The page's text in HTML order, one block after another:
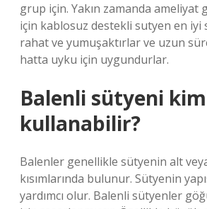
grup için. Yakın zamanda ameliyat
için kablosuz destekli sutyen en iyi
rahat ve yumuşaktırlar ve uzun
hatta uyku için uygundurlar.
Balenli sütyeni
kullanabilir?
Balenler genellikle sütyenin alt
kısımlarında bulunur. Sütyenin
yardımcı olur. Balenli sütyenler